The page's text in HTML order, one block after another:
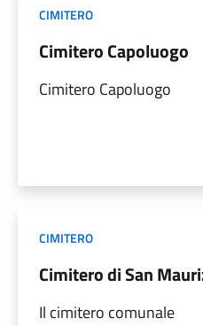
CIMITERO
Cimitero Capoluogo
Cimitero Capoluogo
CIMITERO
Cimitero di San
Il cimitero comunale